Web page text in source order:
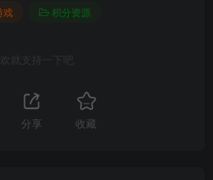
戏 积分资源
欢就支持一下吧
分享 收藏